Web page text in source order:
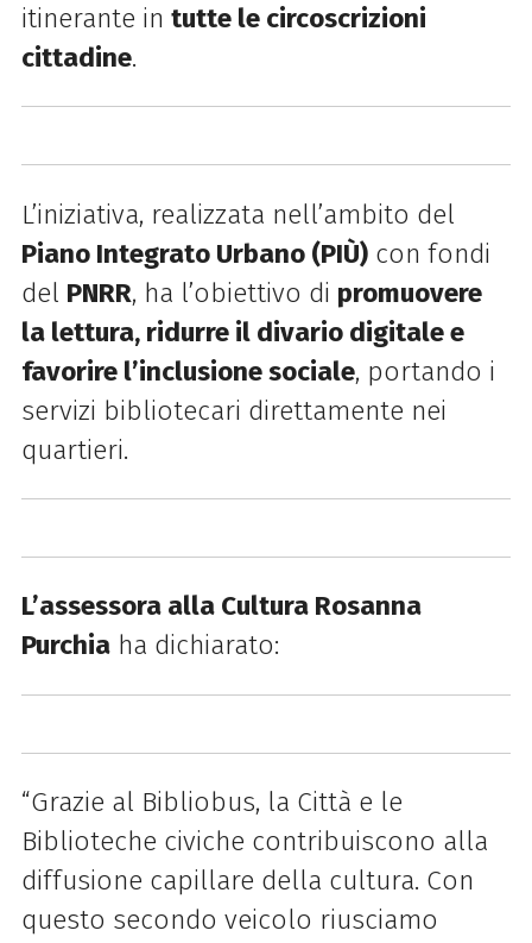
itinerante in tutte le circoscrizioni
cittadine.
L’iniziativa, realizzata nell’ambito del
Piano Integrato Urbano (PIÙ)con fondi
del PNRR, ha l’obiettivo di promuovere
la lettura, ridurre il divario digitale e
favorire l’inclusione sociale, portando i
servizi bibliotecari direttamente nei
quartieri.
L’assessora alla Cultura Rosanna
Purchiaha dichiarato:
“Grazie al Bibliobus, la Città e le
Biblioteche civiche contribuiscono alla
diffusione capillare della cultura. Con
questo secondo veicolo riusciamo